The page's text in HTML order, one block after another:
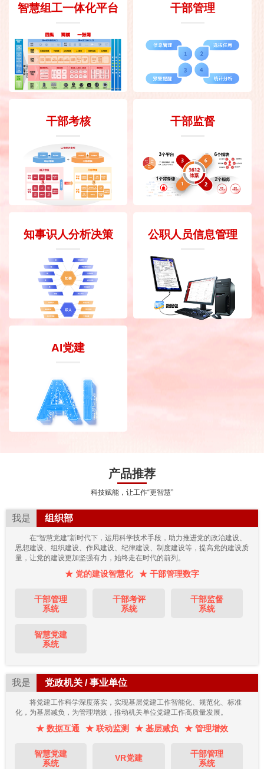
智慧组工一体化平台 干部管理
干部考核 干部监督
知事识人分析决策 公职人员信息管理
AI党建
产品推荐
科技赋能，让工作“更智慧”
我是 组织部
在“智慧党建”新时代下，运用科学技术手段，助力推进党的政治建设、
思想建设、组织建设、作风建设、纪律建设、制度建设等，提高党的建设质
量，让党的建设更加坚强有力，始终走在时代的前列。
★ 党的建设智慧化 ★ 干部管理数字
干部管理
系统
干部考评
系统
干部监督
系统
智慧党建
系统
我是 党政机关 / 事业单位
将党建工作科学深度落实，实现基层党建工作智能化、规范化、标准
化，为基层减负，为管理增效，推动机关单位党建工作高质量发展。
★ 数据互通 ★ 联动监测 ★ 基层减负 ★ 管理增效
智慧党建
系统
VR党建
干部管理
系统